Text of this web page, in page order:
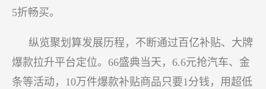
5折畅买。
纵览聚划算发展历程，不断通过百亿补贴、大牌
爆款拉升平台定位。66盛典当天，6.6元抢汽车、金
条等活动，10万件爆款补贴商品只要1分钱，用超低